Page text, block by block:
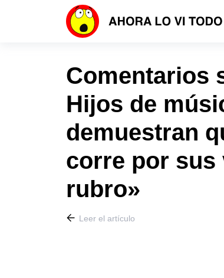
Comentarios
Hijos de
demuestran
corre por sus
rubro»
Leer el artículo